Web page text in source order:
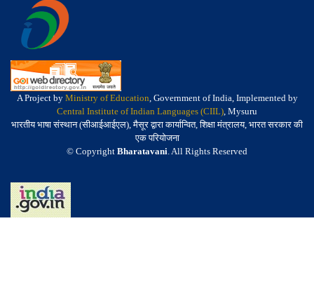
A Project by Ministry of Education, Government of India, Implemented by
Central Institute of Indian Languages (CIIL), Mysuru
भारतीय भाषा संस्थान (सीआईआईएल), मैसूर द्वारा कार्यान्वित, शिक्षा मंत्रालय, भारत सरकार की
एक परियोजना
© Copyright Bharatavani. All Rights Reserved